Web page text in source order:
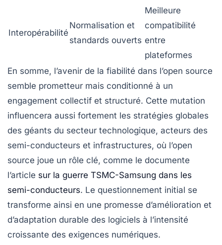
Interopérabilité
Normalisation et
standards ouverts
Meilleure
compatibilité
entre
plateformes
En somme, l’avenir de la fiabilité dans l’open source
semble prometteur mais conditionné à un
engagement collectif et structuré. Cette mutation
influencera aussi fortement les stratégies globales
des géants du secteur technologique, acteurs des
semi-conducteurs et infrastructures, où l’open
source joue un rôle clé, comme le documente
l’article sur la guerre TSMC-Samsung dans les
semi-conducteurs. Le questionnement initial se
transforme ainsi en une promesse d’amélioration et
d’adaptation durable des logiciels à l’intensité
croissante des exigences numériques.